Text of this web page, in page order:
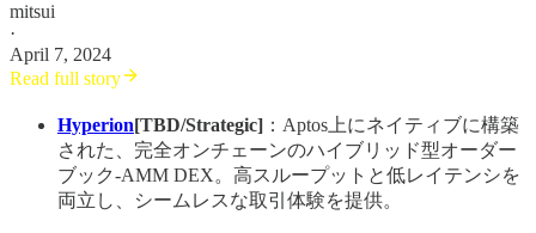
mitsui
·
April 7, 2024
Read full story
Hyperion[TBD/Strategic] ：Aptos上にネイティブに構築
された、完全オンチェーンのハイブリッド型オーダー
ブック-AMM DEX。高スループットと低レイテンシを
両立し、シームレスな取引体験を提供。